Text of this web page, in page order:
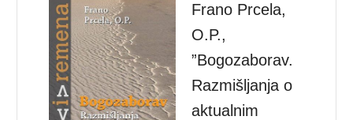
Frano Prcela,
O.P.,
”Bogozaborav.
Razmišljanja o
aktualnim